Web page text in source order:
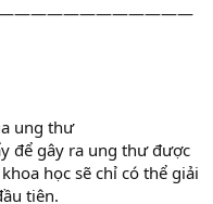
ung thư
để gây ra ung thư được
học sẽ chỉ có thể giải
tiên.